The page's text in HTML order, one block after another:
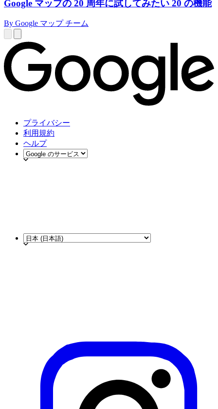
Google マップの 20 周年に試してみたい 20 の機能
By Google マップ チーム
プライバシー
利用規約
ヘルプ